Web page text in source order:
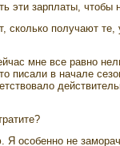
эти зарплаты, чтобы
сколько получают те,
мне все равно
писали в начале
особенно не